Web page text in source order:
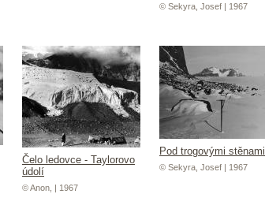
© Sekyra, Josef | 1967
Čelo ledovce - Taylorovo
údolí
© Anon, | 1967
Pod trogovými stěnami
© Sekyra, Josef | 1967